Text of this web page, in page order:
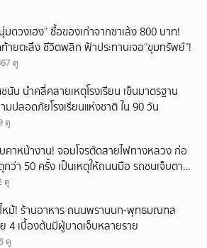
มดวงเฮง” ซื้อของเก่าจากซาเล้ง 800 บาท!
ายตะลึง ชีวิตพลิก ฟ้าประทานเจอ“ขุมทรัพย์”!
ดู
นัน นำคลี่คลายเหตุโรงเรียน เข็นมาตรฐาน
มปลอดภัยโรงเรียนแห่งชาติ ใน 90 วัน
ดู
คาหน้างาน! จอมโจรตัดสายไฟทางหลวง ก่อ
กว่า 50 ครั้ง เป็นเหตุให้ถนนมือ รถชนเจ็บตาย
ยสิบราย เสียหายราว 10 ล้าน
ดู
หม้! ร้านอาหาร ถนนพรานนก-พุทธมณฑล
4 เบื้องต้นมีผู้บาดเจ็บหลายราย
ดู